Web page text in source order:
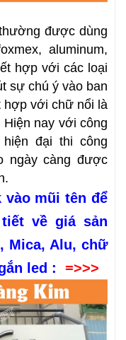
được dùng
aluminum,
hợp với các loại
sự chú ý vào ban
hợp với chữ nổi là
nay với công
đại thi công
ngày càng được
mũi tên để
về giá sản
Mica, Alu, chữ
led :
=>>>